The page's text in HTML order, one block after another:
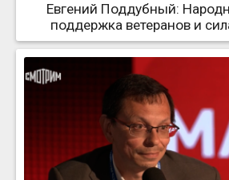
Евгений Поддубный:
поддержка ветеранов и